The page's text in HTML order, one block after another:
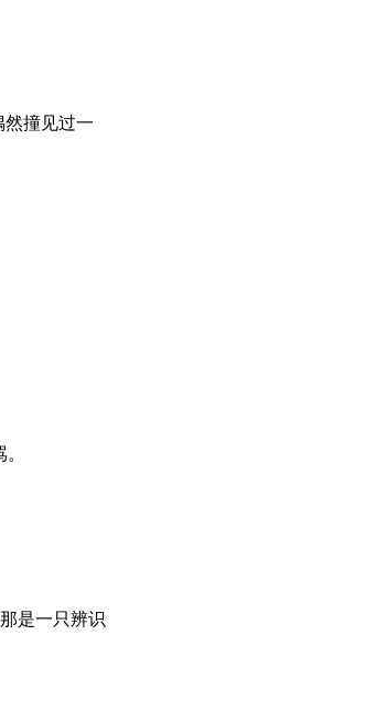
撞见过一
是一只辨识